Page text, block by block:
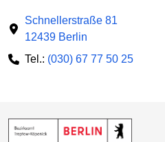
Schnellerstraße 81
12439 Berlin
Tel.: (030) 67 77 50 25